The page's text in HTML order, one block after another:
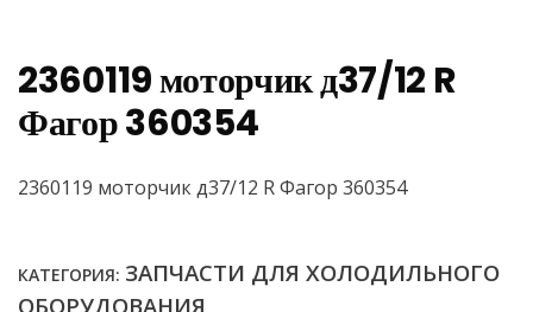
2360119 моторчик д37/12 R
Фагор 360354
2360119 моторчик д37/12 R Фагор 360354
КАТЕГОРИЯ: ЗАПЧАСТИ ДЛЯ ХОЛОДИЛЬНОГО
ОБОРУДОВАНИЯ